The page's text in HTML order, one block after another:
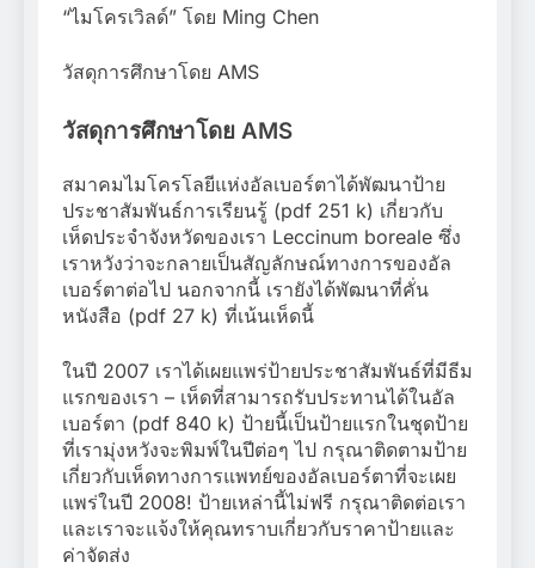
“ไมโครเวิลด์” โดย Ming Chen
วัสดุการศึกษาโดย AMS
วัสดุการศึกษาโดย AMS
สมาคมไมโครโลยีแห่งอัลเบอร์ตาได้พัฒนาป้าย
ประชาสัมพันธ์การเรียนรู้ (pdf 251 k) เกี่ยวกับ
เห็ดประจำจังหวัดของเรา Leccinum boreale ซึ่ง
เราหวังว่าจะกลายเป็นสัญลักษณ์ทางการของอัล
เบอร์ตาต่อไป นอกจากนี้ เรายังได้พัฒนาที่คั่น
หนังสือ (pdf 27 k) ที่เน้นเห็ดนี้
ในปี 2007 เราได้เผยแพร่ป้ายประชาสัมพันธ์ที่มีธีม
แรกของเรา – เห็ดที่สามารถรับประทานได้ในอัล
เบอร์ตา (pdf 840 k) ป้ายนี้เป็นป้ายแรกในชุดป้าย
ที่เรามุ่งหวังจะพิมพ์ในปีต่อๆ ไป กรุณาติดตามป้าย
เกี่ยวกับเห็ดทางการแพทย์ของอัลเบอร์ตาที่จะเผย
แพร่ในปี 2008! ป้ายเหล่านี้ไม่ฟรี กรุณาติดต่อเรา
และเราจะแจ้งให้คุณทราบเกี่ยวกับราคาป้ายและ
ค่าจัดส่ง